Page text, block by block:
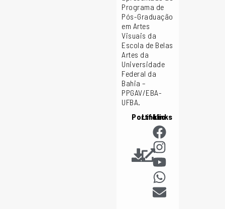
Programa de
Pós-Graduação
em Artes
Visuais da
Escola de Belas
Artes da
Universidade
Federal da
Bahia –
PPGAV/EBA-
UFBA.
Portfólio
LinksLinks